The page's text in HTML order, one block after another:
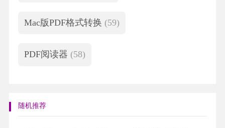
Mac版PDF格式转换 (59)
PDF阅读器 (58)
随机推荐